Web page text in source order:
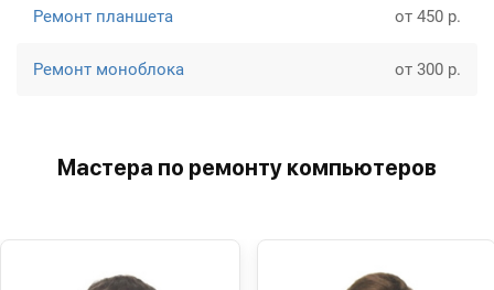
Ремонт планшета от 450 р.
Ремонт моноблока от 300 р.
Мастера по ремонту компьютеров